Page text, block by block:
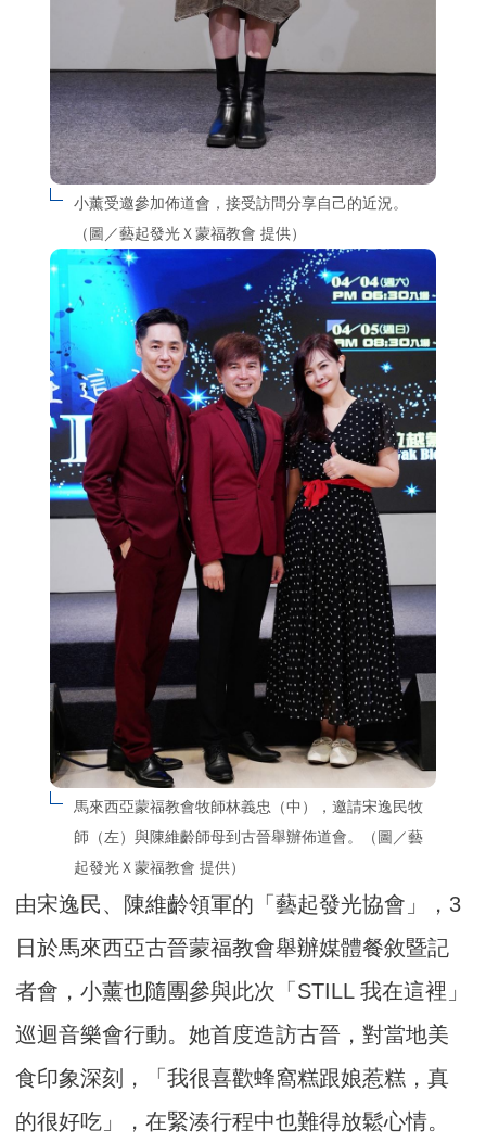
小薰受邀參加佈道會，接受訪問分享自己的近況。
（圖／藝起發光Ｘ蒙福教會 提供）
馬來西亞蒙福教會牧師林義忠（中），邀請宋逸民牧
師（左）與陳維齡師母到古晉舉辦佈道會。（圖／藝
起發光Ｘ蒙福教會 提供）
由宋逸民、陳維齡領軍的「藝起發光協會」，3
日於馬來西亞古晉蒙福教會舉辦媒體餐敘暨記
者會，小薰也隨團參與此次「STILL 我在這裡」
巡迴音樂會行動。她首度造訪古晉，對當地美
食印象深刻，「我很喜歡蜂窩糕跟娘惹糕，真
的很好吃」，在緊湊行程中也難得放鬆心情。